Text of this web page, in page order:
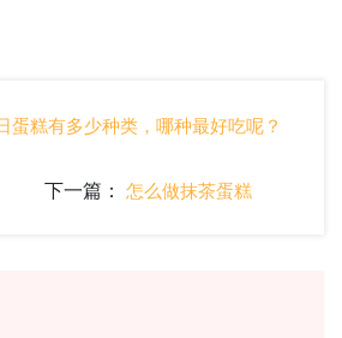
蛋糕有多少种类，哪种最好吃呢？
下一篇： 怎么做抹茶蛋糕